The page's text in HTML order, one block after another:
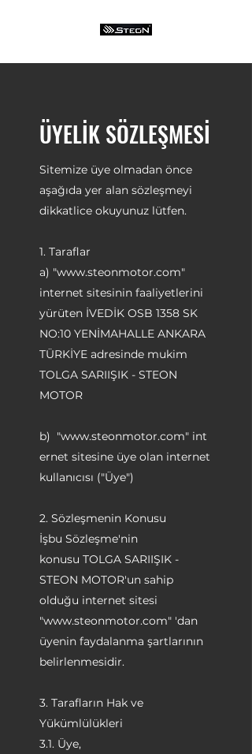
ÜYELİK SÖZLEŞMESİ
Sitemize üye olmadan önce
aşağıda yer alan sözleşmeyi
dikkatlice okuyunuz lütfen.
1. Taraflar
a) "www.steonmotor.com"
internet sitesinin faaliyetlerini
yürüten İVEDİK OSB 1358 SK
NO:10 YENİMAHALLE ANKARA
TÜRKİYE adresinde mukim
TOLGA SARIIŞIK - STEON
MOTOR
b) "www.steonmotor.com" int
ernet sitesine üye olan internet
kullanıcısı ("Üye")
2. Sözleşmenin Konusu
İşbu Sözleşme'nin
konusu TOLGA SARIIŞIK -
STEON MOTOR'un sahip
olduğu internet sitesi
"www.steonmotor.com" 'dan
üyenin faydalanma şartlarının
belirlenmesidir.
3. Tarafların Hak ve
Yükümlülükleri
3.1. Üye,